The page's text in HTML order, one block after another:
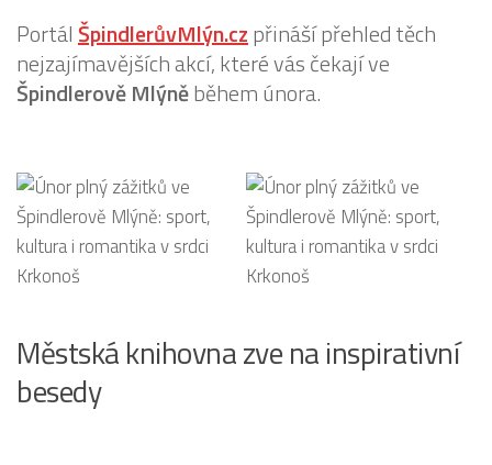
PortálŠpindlerůvMlýn.czpřináší přehled těch
nejzajímavějších akcí, které vás čekají ve
Špindlerově Mlýněběhem února.
Městská knihovna zve na inspirativní
besedy